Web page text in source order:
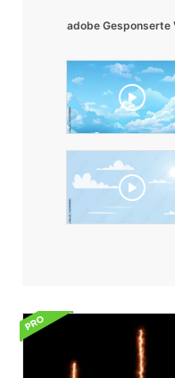
adobe Gesponserte